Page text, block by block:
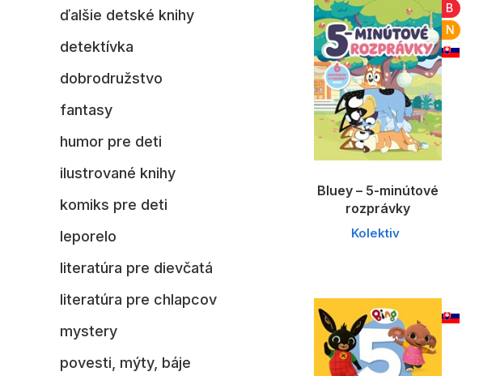
ďalšie detské knihy
detektívka
dobrodružstvo
fantasy
humor pre deti
ilustrované knihy
komiks pre deti
leporelo
literatúra pre dievčatá
literatúra pre chlapcov
mystery
povesti, mýty, báje
B
N
Bluey – 5-minútové
rozprávky
Kolektiv